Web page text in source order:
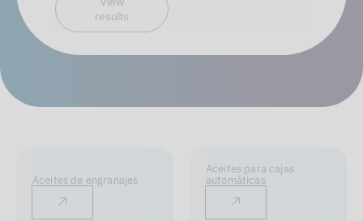
Aceites de engranajes
Aceites para cajas
automáticas